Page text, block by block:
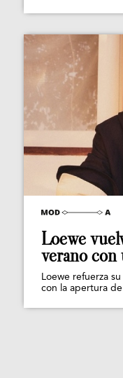
Loewe
verano con
Loewe refuerza
con la apertura